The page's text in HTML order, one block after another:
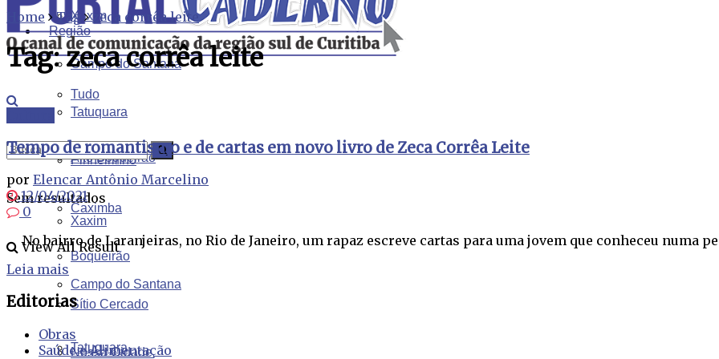
Xaxim
Campo do Santana
Tatuquara
Pinheirinho
Caximba
Boqueirão
Sítio Cercado
Nossa Cidade
Região
Tudo
Alto Boqueirão
Xaxim
Campo do Santana
Tatuquara
Sem resultados
View All Result
Home Tag zeca corrêa leite
Tag:zeca corrêa leite
Tempo de romantismo e de cartas em novo livro de Zeca Corrêa Leite
por Elencar Antônio Marcelino
12/04/2021
0
No bairro de Laranjeiras, no Rio de Janeiro, um rapaz escreve cartas para uma jovem que conheceu numa
Leia mais
Editorias
Obras
Saúde e Alimentação